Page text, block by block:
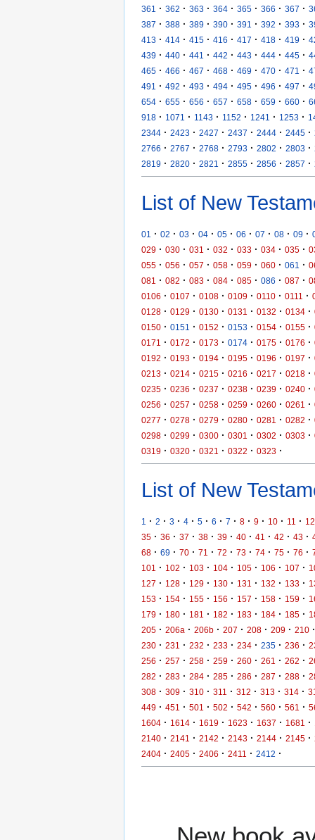
361
· 362 · 363 · 364 · 365 · 366 · 367 ·
387 · 388 · 389 · 390 · 391 · 392 · 393 ·
413 · 414 · 415 · 416 · 417 · 418 · 419 ·
439 · 440 · 441 · 442 · 443 · 444 · 445 ·
465 · 466 · 467 · 468 · 469 · 470 · 471 ·
491
· 492 · 493 · 494 · 495 · 496 · 497 ·
654 · 655 · 656 · 657 · 658 · 659 · 660 ·
918 · 1071 · 1143 · 1152 · 1241 · 1253 ·
2344 · 2423 · 2427 · 2437 · 2444 · 2445 ·
2766 · 2767 · 2768 · 2793 · 2802 · 2803 ·
2819 · 2820 · 2821 · 2855 · 2856 · 2857 ·
List of New
01 · 02 · 03 · 04 · 05 · 06 · 07 · 08 · 09 ·
029 · 030 · 031 · 032 · 033 · 034 · 035 ·
055 · 056 · 057 · 058 · 059 · 060 · 061 ·
081
· 082 · 083 · 084 · 085 · 086 · 087 ·
0106 · 0107 · 0108 · 0109 · 0110 · 0111 ·
0128 · 0129 · 0130 · 0131 · 0132 · 0134 ·
0150 · 0151 · 0152 · 0153 · 0154 · 0155 ·
0171
· 0172 · 0173 · 0174 · 0175 · 0176 ·
0192 · 0193 · 0194 · 0195 · 0196 · 0197 ·
0213 · 0214 · 0215 · 0216 · 0217 · 0218 ·
0235 · 0236 · 0237 · 0238 · 0239 · 0240 ·
0256 · 0257 · 0258 · 0259 · 0260 · 0261 ·
0277 · 0278 · 0279 · 0280 · 0281 · 0282 ·
0298 · 0299 · 0300 · 0301 · 0302 · 0303 ·
0319 · 0320 · 0321 · 0322 · 0323 ·
List of New
1 · 2 · 3 · 4 · 5 · 6 · 7 · 8 · 9 · 10 · 11 · 12
35 · 36 · 37 · 38 · 39 · 40 · 41 · 42 · 43 ·
68 · 69 · 70 · 71 · 72 · 73 · 74 · 75 · 76 ·
101
· 102 · 103 · 104 · 105 · 106 · 107 ·
127 · 128 · 129 · 130 · 131 · 132 · 133 ·
153 · 154 · 155 · 156 · 157 · 158 · 159 ·
179 · 180 · 181 · 182 · 183 · 184 · 185 ·
205 · 206a · 206b · 207 · 208 · 209 · 210 ·
230 · 231 · 232 · 233 · 234 · 235 · 236 ·
256 · 257 · 258 · 259 · 260 · 261 · 262 ·
282 · 283 · 284 · 285 · 286 · 287 · 288 ·
308 · 309 · 310 · 311 · 312 · 313 · 314 ·
449 · 451 · 501 · 502 · 542 · 560 · 561 ·
1604 · 1614 · 1619 · 1623 · 1637 · 1681 ·
2140 · 2141 · 2142 · 2143 · 2144 · 2145 ·
2404 · 2405 · 2406 · 2411 · 2412 ·